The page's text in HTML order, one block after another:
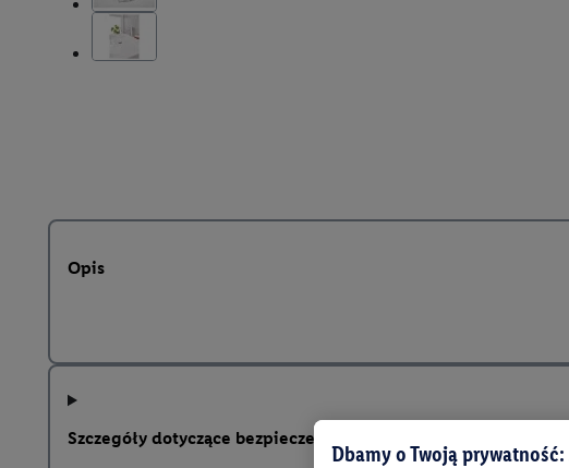
Opis
Szczegóły dotyczące bezpieczeństwa produktu
Dbamy o Twoją